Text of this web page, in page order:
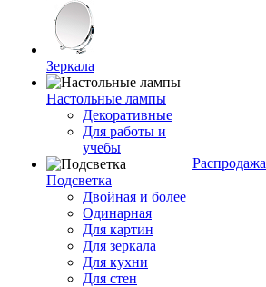
Зеркала
Настольные лампы
Декоративные
Для работы и
учебы
Подсветка
Двойная и более
Одинарная
Для картин
Для зеркала
Для кухни
Для стен
Распродажа